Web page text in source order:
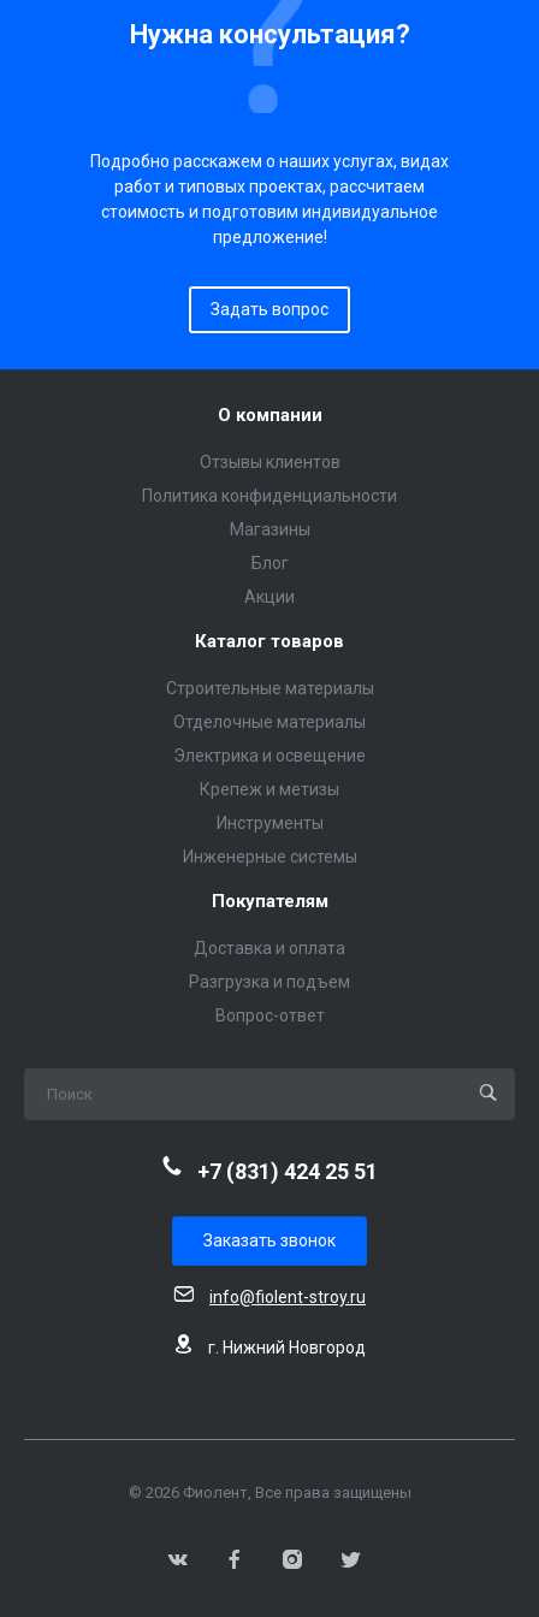
Нужна консультация?
Подробно расскажем о наших услугах, видах
работ и типовых проектах, рассчитаем
стоимость и подготовим индивидуальное
предложение!
Задать вопрос
О компании
Отзывы клиентов
Политика конфиденциальности
Магазины
Блог
Акции
Каталог товаров
Строительные материалы
Отделочные материалы
Электрика и освещение
Крепеж и метизы
Инструменты
Инженерные системы
Покупателям
Доставка и оплата
Разгрузка и подъем
Вопрос-ответ
+7 (831) 424 25 51
Заказать звонок
info@fiolent-stroy.ru
г. Нижний Новгород
© 2026 Фиолент, Все права защищены